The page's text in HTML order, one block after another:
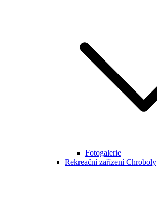
Fotogalerie
Rekreační zařízení Chroboly